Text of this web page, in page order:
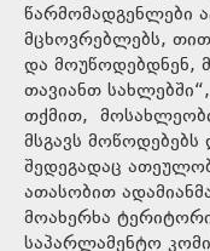
წარმომადგენლები
მცხოვრებლებს,
და მოუწოდებდნენ,
თავიანთ
თქმით,
მსგავს
შედეგადაც
ათასობით
მოახერხა
საპარლამენტო